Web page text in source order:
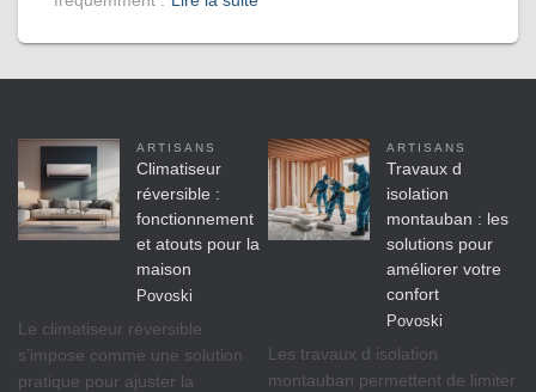
ARTISANS
Climatiseur
réversible :
fonctionnement
et atouts pour la
maison
Povoski
Le climatiseur réversible
s’impose comme une solution
pratique pour ajuster la
ARTISANS
Travaux d
isolation
montauban : les
solutions pour
améliorer votre
confort
Povoski
Les travaux d isolation
montauban permettent de limiter